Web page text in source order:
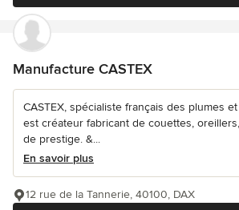
Manufacture CASTEX
CASTEX, spécialiste français des plumes
est créateur fabricant de couettes,
de prestige. &...
En savoir plus
12 rue de la Tannerie, 40100, DAX